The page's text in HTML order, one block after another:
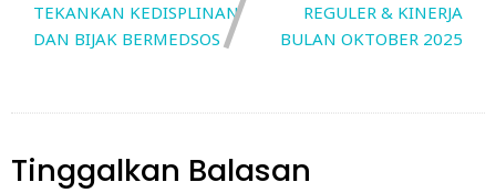
TEKANKAN KEDISPLINAN
DAN BIJAK BERMEDSOS
REGULER & KINERJA
BULAN OKTOBER 2025
Tinggalkan Balasan